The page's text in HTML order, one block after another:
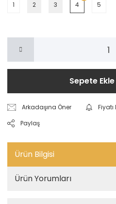
1 2 3 4 5
Sepete Ekle
Arkadaşına Öner
Paylaş
Ürün Bilgisi
Ürün Yorumları